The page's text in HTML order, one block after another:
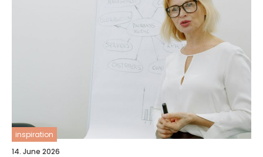
inspiration
14. June 2026